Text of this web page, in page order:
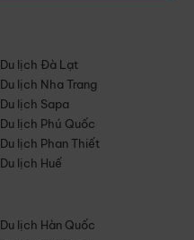
Du lịch Đà Lạt
Du lịch Nha Trang
Du lịch Sapa
Du lịch Phú Quốc
Du lịch Phan Thiết
Du lịch Huế
Du lịch Hàn Quốc